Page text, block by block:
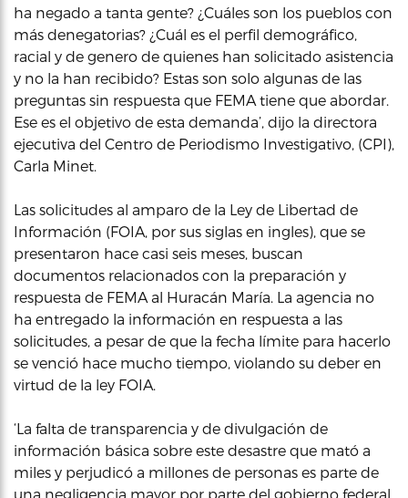
ha negado a tanta gente? ¿Cuáles son los pueblos con
más denegatorias? ¿Cuál es el perfil demográfico,
racial y de genero de quienes han solicitado asistencia
y no la han recibido? Estas son solo algunas de las
preguntas sin respuesta que FEMA tiene que abordar.
Ese es el objetivo de esta demanda’, dijo la directora
ejecutiva del Centro de Periodismo Investigativo, (CPI),
Carla Minet.
Las solicitudes al amparo de la Ley de Libertad de
Información (FOIA, por sus siglas en ingles), que se
presentaron hace casi seis meses, buscan
documentos relacionados con la preparación y
respuesta de FEMA al Huracán María. La agencia no
ha entregado la información en respuesta a las
solicitudes, a pesar de que la fecha límite para hacerlo
se venció hace mucho tiempo, violando su deber en
virtud de la ley FOIA.
‘La falta de transparencia y de divulgación de
información básica sobre este desastre que mató a
miles y perjudicó a millones de personas es parte de
una negligencia mayor por parte del gobierno federal,